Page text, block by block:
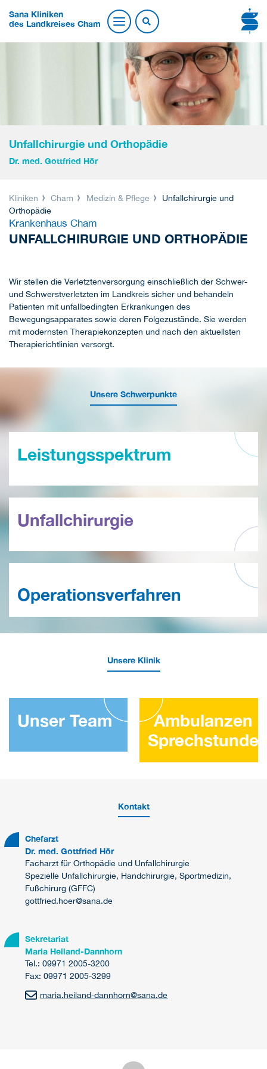
Sana Kliniken
des Landkreises Cham
Unfallchirurgie und Orthopädie
Dr. med. Gottfried Hör
Kliniken Cham Medizin & Pflege
Unfallchirurgie und
Orthopädie
Krankenhaus Cham
UNFALLCHIRURGIE UND ORTHOPÄDIE
Wir stellen die Verletztenversorgung einschließlich der Schwer-
und Schwerstverletzten im Landkreis sicher und behandeln
Patienten mit unfallbedingten Erkrankungen des
Bewegungsapparates sowie deren Folgezustände. Sie werden
mit modernsten Therapiekonzepten und nach den aktuellsten
Therapierichtlinien versorgt.
Unsere Schwerpunkte
Leistungsspektrum
Unfallchirurgie
Operationsverfahren
Unsere Klinik
Unser Team
Ambulanzen
Kontakt
Chefarzt
Dr. med. Gottfried Hör
Facharzt für Orthopädie und Unfallchirurgie
Spezielle Unfallchirurgie, Handchirurgie, Sportmedizin,
Fußchirurg (GFFC)
gottfried.hoer@sana.de
Sekretariat
Maria Heiland-Dannhorn
Tel.: 09971 2005-3200
Fax: 09971 2005-3299
maria.heiland-dannhorn@sana.de